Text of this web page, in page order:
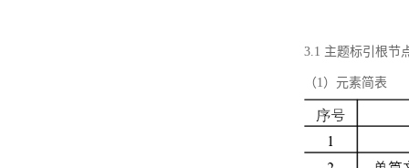
3.1 主题标引根节
（1）元素简表